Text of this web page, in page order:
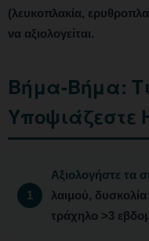
(λευκοπλακία,
να αξιολογείται.
Βήμα-Βήμα:
Υποψιάζεστε
Αξιολογήστε τα
λαιμού,
τράχηλο >3